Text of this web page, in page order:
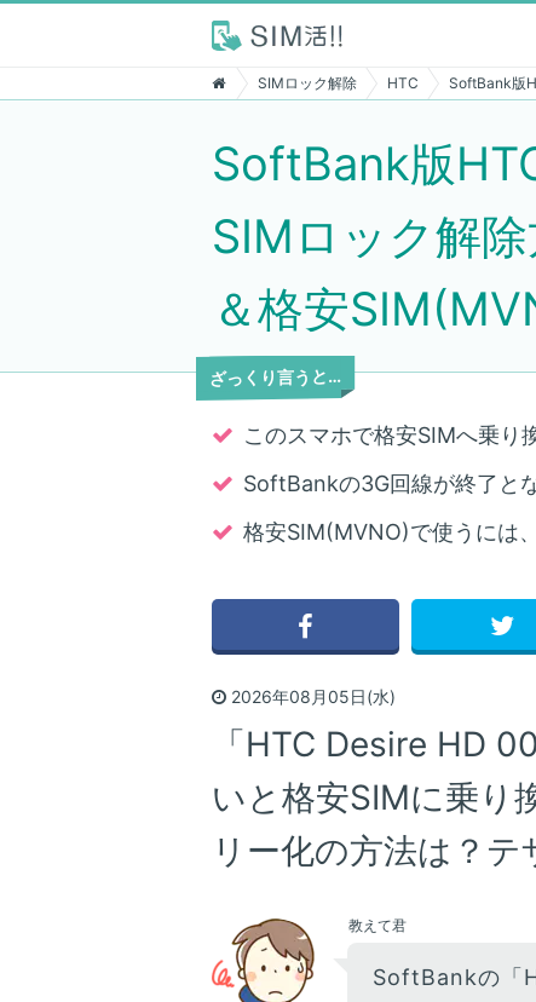
SIMロック解除 HTC SoftBank版
SoftBank版
SIMロック解
＆格安
ざっくり言うと…
このスマホで格安SIMへ乗り
SoftBankの3G回線が終了と
格安SIM(MVNO)で使うには
2026年08月05日(水)
「HTC Desire HD
いと格安SIMに乗り
リー化の方法は？
教えて君
SoftBankの「